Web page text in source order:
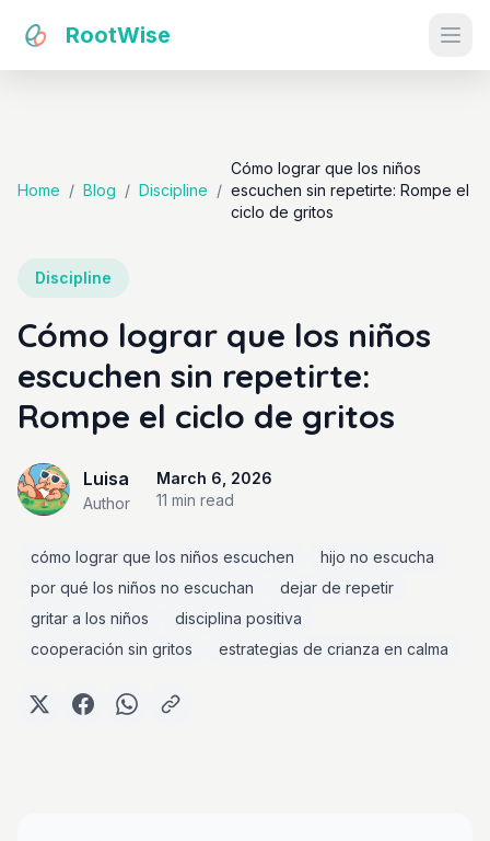
RootWise
Home / Blog / Discipline /
Cómo lograr que los niños
escuchen sin repetirte: Rompe el
ciclo de gritos
Discipline
Cómo lograr que los niños
escuchen sin repetirte:
Rompe el ciclo de gritos
Luisa
Author
March 6, 2026
11 min read
cómo lograr que los niños escuchen
hijo no escucha
por qué los niños no escuchan
dejar de repetir
gritar a los niños
disciplina positiva
cooperación sin gritos
estrategias de crianza en calma